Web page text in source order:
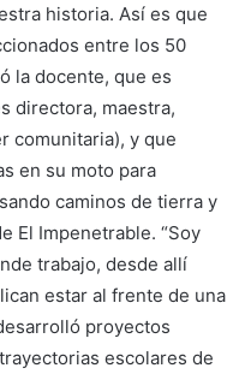
historia. Así es que
entre los 50
la docente, que es
directora, maestra,
comunitaria), y que
en su moto para
caminos de tierra y
El Impenetrable. “Soy
trabajo, desde allí
estar al frente de una
proyectos
escolares de